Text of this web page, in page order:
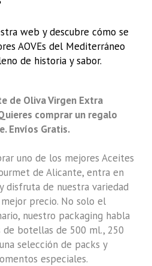
web y descubre cómo se
AOVEs del Mediterráneo
de historia y sabor.
de Oliva Virgen Extra
comprar un regalo
Envíos Gratis.
uno de los mejores Aceites
de Alicante, entra en
disfruta de nuestra variedad
precio. No solo el
nuestro packaging habla
de botellas de 500 ml., 250
selección de packs y
especiales.